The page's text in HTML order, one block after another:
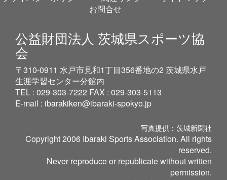
お問合せ
公益財団法人 茨城県スポーツ協
会
〒310-0911 水戸市見和1丁目356番地の2 茨城県水戸
生涯学習センター分館内
TEL : 029-303-7222 FAX : 029-303-5113
E-mail : ibarakiken@ibaraki-spokyo.jp
写真提供：茨城新聞社
Copyright 2006 Ibaraki Sports Association. All rights
reserved.
Never reproduce or republicate without written
permission.